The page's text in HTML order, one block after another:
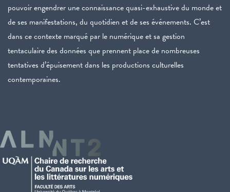
pouvoir engendrer une connaissance quasi-exhaustive du monde et
de ses manifestations, du quotidien et de ses événements. C’est
dans ce contexte marqué par le numérique et sa gestion
tentaculaire des données que prennent place de nombreuses
tentatives d’épuisement dans les productions culturelles
contemporaines.